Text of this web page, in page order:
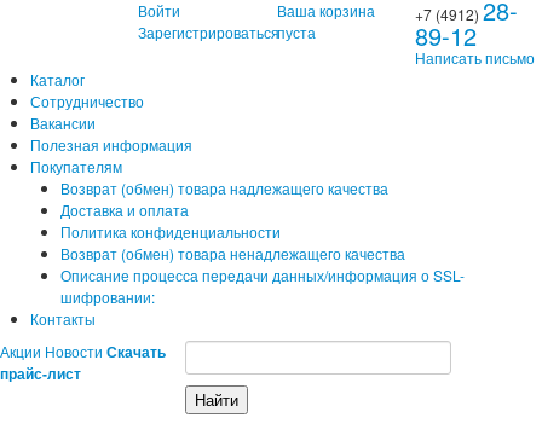
Войти
Зарегистрироваться
Ваша корзина
пуста
+7 (4912)28-
89-12
Написать письмо
Каталог
Сотрудничество
Вакансии
Полезная информация
Покупателям
Возврат (обмен) товара надлежащего качества
Доставка и оплата
Политика конфиденциальности
Возврат (обмен) товара ненадлежащего качества
Описание процесса передачи данных/информация о SSL-
шифровании:
Контакты
Акции Новости Скачать
прайс-лист